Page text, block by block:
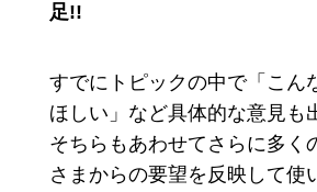
足!!
すでにトピックの中で「こん
ほしい」など具体的な意見も
そちらもあわせてさらに多く
さまからの要望を反映して使